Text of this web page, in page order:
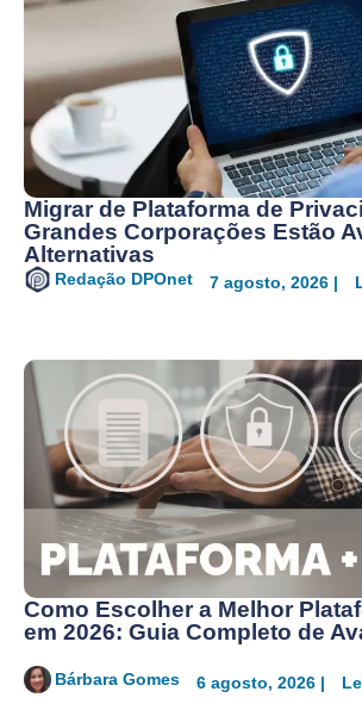
Migrar de Plataforma de
Grandes Corporações Estão
Alternativas
Redação DPOnet 7 agosto, 2026 |
Como Escolher a Melhor
em 2026: Guia Completo de
Bárbara Gomes 6 agosto, 2026 |